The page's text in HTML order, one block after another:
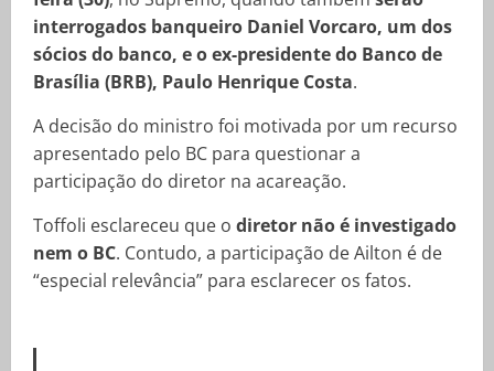
interrogados banqueiro Daniel Vorcaro, um dos
sócios do banco, e o ex-presidente do Banco de
Brasília (BRB), Paulo Henrique Costa.
A decisão do ministro foi motivada por um recurso
apresentado pelo BC para questionar a
participação do diretor na acareação.
Toffoli esclareceu que o diretor não é investigado
nem o BC. Contudo, a participação de Ailton é de
“especial relevância” para esclarecer os fatos.